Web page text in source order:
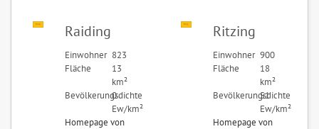
Raiding
Einwohner 823
Fläche
13
km²
Bevölkerungsdichte
0
Ew/km²
Homepage von
Ritzing
Einwohner 900
Fläche
18
km²
Bevölkerungsdichte
51
Ew/km²
Homepage von